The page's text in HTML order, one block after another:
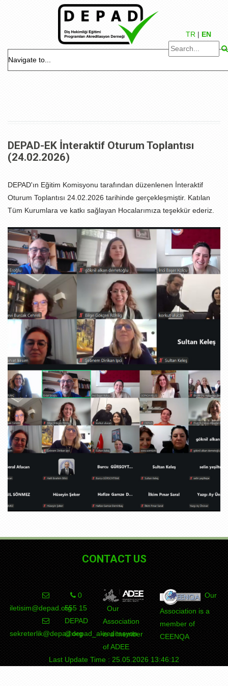
TR | EN
DEPAD-EK İnteraktif Oturum Toplantısı
(24.02.2026)
DEPAD'ın Eğitim Komisyonu tarafından düzenlenen İnteraktif
Oturum Toplantısı 24.02.2026 tarihinde gerçekleşmiştir. Katılan
Tüm Kurumlara ve katkı sağlayan Hocalarımıza teşekkür ederiz.
CONTACT US
iletisim@depad.org
sekreterlik@depad.org
0
555 15
DEPAD
@depad_akreditasyon
Our
Association
is a member
of ADEE
Our
Association is a
member of
CEENQA
Last Update Time : 25.05.2026 13:46:12